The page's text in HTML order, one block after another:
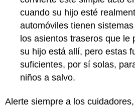
cuando su hijo esté
automóviles tienen
los asientos traseros que le
su hijo está allí, pero estas
suficientes, por sí solas,
niños a salvo.
Alerte siempre a los